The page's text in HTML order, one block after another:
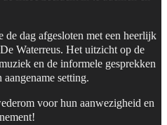
dag afgesloten met een heerlijk
Waterreus. Het uitzicht op de
en de informele gesprekken
setting.
voor hun aanwezigheid en